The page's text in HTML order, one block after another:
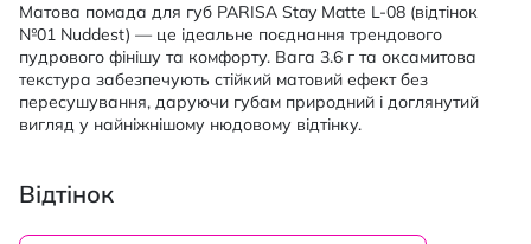
Матова помада для губ PARISA Stay Matte L-08 (відтінок
№01 Nuddest) — це ідеальне поєднання трендового
пудрового фінішу та комфорту. Вага 3.6 г та оксамитова
текстура забезпечують стійкий матовий ефект без
пересушування, даруючи губам природний і доглянутий
вигляд у найніжнішому нюдовому відтінку.
Відтінок